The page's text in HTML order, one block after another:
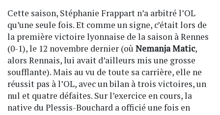
Cette saison, Stéphanie Frappart n’a arbitré l’OL
qu’une seule fois. Et comme un signe, c’était lors de
la première victoire lyonnaise de la saison à Rennes
(0-1), le 12 novembre dernier (où Nemanja Matic,
alors Rennais, lui avait d’ailleurs mis une grosse
soufflante). Mais au vu de toute sa carrière, elle ne
réussit pas à l’OL, avec un bilan à trois victoires, un
nul et quatre défaites. Sur l’exercice en cours, la
native du Plessis-Bouchard a officié une fois en